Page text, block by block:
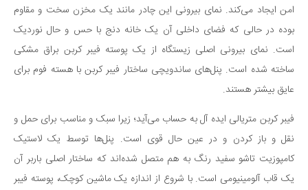
اخبار
امن ایجاد می‌کند. نمای بیرونی این چادر مانند یک مخزن سخت و مقاوم
بوده در حالی که فضای داخلی آن یک خانه دنج با حس و حال نوردیک
است. نمای بیرونی اصلی زیستگاه از یک پوسته فیبر کربن براق مشکی
ساخته شده است. پنل‌های ساندویچی ساختار فیبر کربن با هسته فوم برای
عایق بیشتر هستند.
فیبر کربن متریالی ایده آل به حساب می‌آید؛ زیرا سبک و مناسب برای حمل و
نقل و باز کردن و در عین حال قوی است. پنل‌ها توسط یک لاستیک
کامپوزیت تاشو سفید رنگ به هم متصل شده‌اند که ساختار اصلی باربر آن
یک قاب آلومینیومی است. با شروع از اندازه یک ماشین کوچک، پوسته فیبر